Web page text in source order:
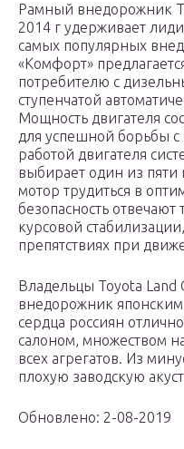
Рамный внедорожник
2014 г удерживает
самых популярных
«Комфорт»
потребителю с
ступенчатой
Мощность двигателя
для успешной борьбы
работой двигателя
выбирает один из пяти
мотор трудиться в
безопасность
курсовой
препятствиях при
Владельцы Toyota Land
внедорожник
сердца россиян
салоном, множеством
всех агрегатов. Из
плохую заводскую
Обновлено: 2-08-2019